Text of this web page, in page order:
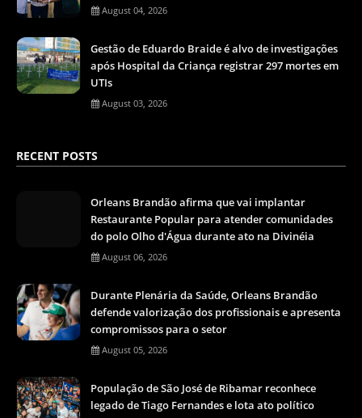
August 04, 2026
Gestão de Eduardo Braide é alvo de investigações
após Hospital da Criança registrar 297 mortes em
UTIs
August 03, 2026
RECENT POSTS
Orleans Brandão afirma que vai implantar
Restaurante Popular para atender comunidades
do polo Olho d'Água durante ato na Divinéia
August 06, 2026
Durante Plenária da Saúde, Orleans Brandão
defende valorização dos profissionais e apresenta
compromissos para o setor
August 05, 2026
População de São José de Ribamar reconhece
legado de Tiago Fernandes e lota ato político